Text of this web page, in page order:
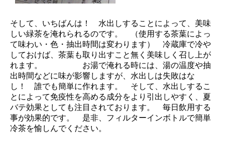
そして、いちばんは！ 水出しすることによって、美味
しい緑茶を淹れられるのです。 （使用する茶葉によっ
て味わい・色・抽出時間は変わります） 冷蔵庫で冷や
しておけば、茶葉も取り出すこと無く美味しく召し上が
れます。 お湯で淹れる時には、湯の温度や抽
出時間などに味が影響しますが、水出しは失敗はな
し！ 誰でも簡単に作れます。 そして、水出しするこ
とによって免疫性を高める成分をより引出しやすく、夏
バテ効果としても注目されております。 毎日飲用する
事が効果的です。 是非、フィルターインボトルで簡単
冷茶を愉しんでください。